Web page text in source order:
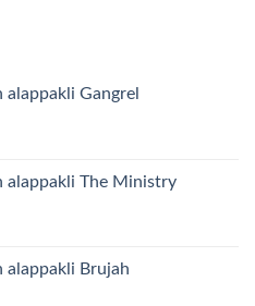
Gangrel
alappakli The Ministry
Brujah